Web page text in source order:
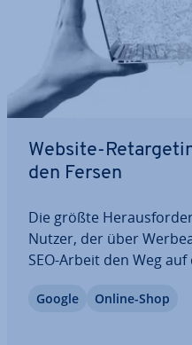
Website-
den Fersen
Die größte
Nutzer, der über
SEO-Arbeit den Weg
run­gen in der Google-
höchsten Klick­ra­ten bei
Google Online-Shop